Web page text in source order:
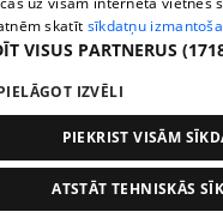
Helio Media
Portāla palīdzības
All rights reserved.
Ziņas Meklēt
skatīt sīkdatņu
VISUS PARTNERUS
IZVĒLI
PIEKRIST VISĀM
ATSTĀT TEHNISKĀS